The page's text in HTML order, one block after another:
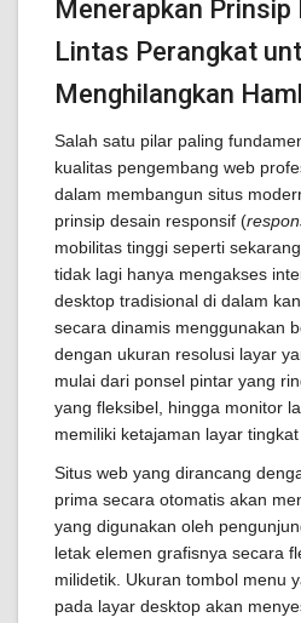
Menerapkan
Lintas Perangkat
Menghilangkan
Salah satu pilar paling
kualitas pengembang web
dalam membangun situs
prinsip desain responsif (
mobilitas tinggi seperti
tidak lagi hanya mengakses
desktop tradisional di dalam
secara dinamis menggunakan
dengan ukuran resolusi layar
mulai dari ponsel pintar yang
yang fleksibel, hingga monitor
memiliki ketajaman layar tingkat
Situs web yang dirancang
prima secara otomatis akan
yang digunakan oleh
letak elemen grafisnya secara
milidetik. Ukuran tombol menu
pada layar desktop akan